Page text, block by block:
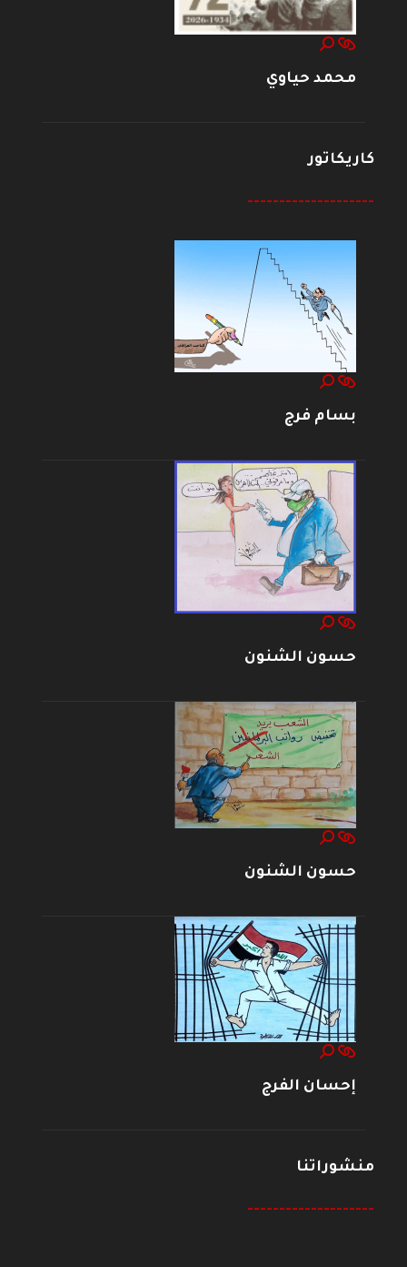
محمد حياوي
كاريكاتور
--------------------
بسام فرج
حسون الشنون
حسون الشنون
إحسان الفرج
منشوراتنا
--------------------